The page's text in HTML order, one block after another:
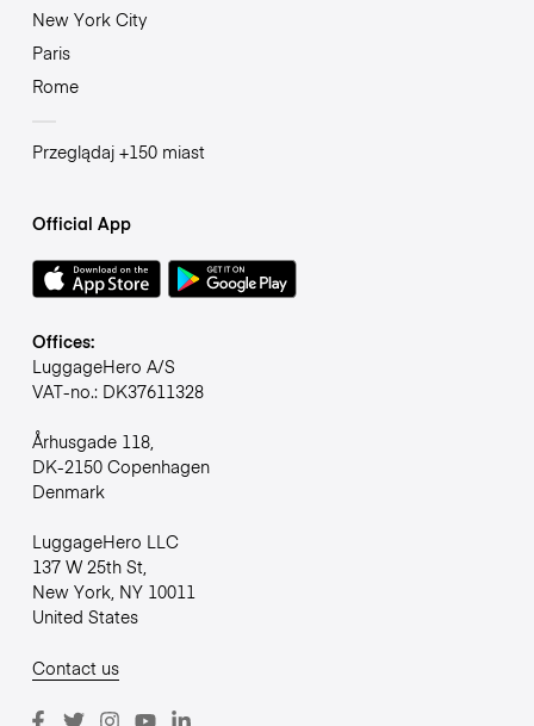
New York City
Paris
Rome
Przeglądaj +150 miast
Official App
Offices:
LuggageHero A/S
VAT-no.: DK37611328
Århusgade 118,
DK-2150 Copenhagen
Denmark
LuggageHero LLC
137 W 25th St,
New York, NY 10011
United States
Contact us